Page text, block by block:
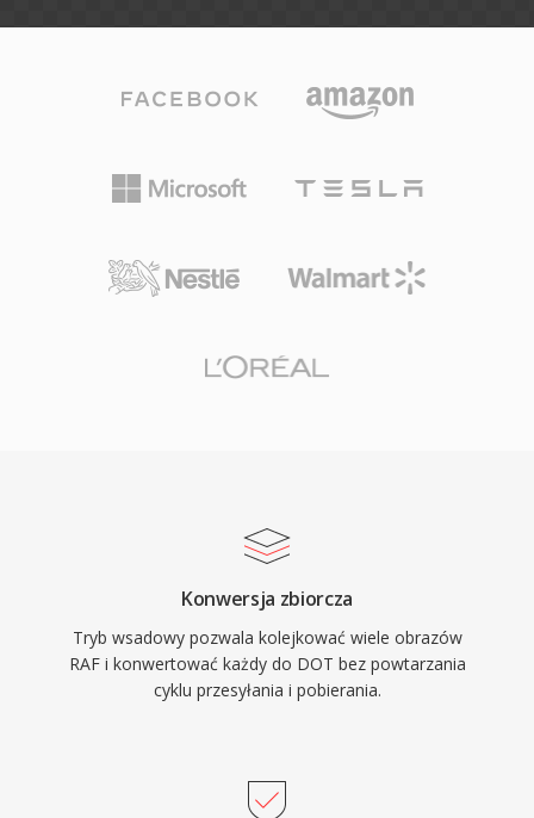
Konwersja zbiorcza
Tryb wsadowy pozwala kolejkować wiele obrazów
RAF i konwertować każdy do DOT bez powtarzania
cyklu przesyłania i pobierania.